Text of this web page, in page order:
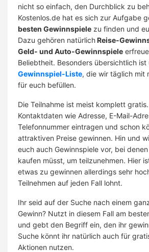
nicht so einfach, den Durchblick zu
Kostenlos.de hat es sich zur Aufgabe
besten Gewinnspiele zu finden und
Dazu gehören natürlichReise-
Geld- und Auto-Gewinnspiele
Beliebtheit. Besonders übersichtlich ist
Gewinnspiel-Liste, die wir täglich mit
für euch befüllen.
Die Teilnahme ist meist komplett
Kontaktdaten wie Adresse, E-Mail-
Telefonnummer eintragen und schon
attraktiven Preise gewinnen. Hin und
euch auch Gewinnspiele vor, bei
kaufen müsst, um teilzunehmen. Hier
etwas zu gewinnen allerdings sehr
Teilnehmen auf jeden Fall lohnt.
Ihr seid auf der Suche nach einem
Gewinn? Nutzt in diesem Fall am
und gebt den Begriff ein, den ihr
Suche könnt ihr natürlich auch für
Aktionen nutzen.